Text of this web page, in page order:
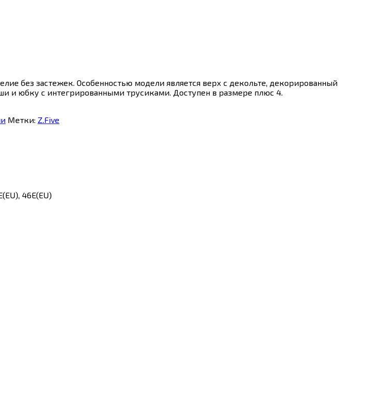
без застежек. Особенностью модели является верх с декольте, декорированный
и юбку с интегрированными трусиками. Доступен в размере плюс 4.
Метки: Z.Five
46E(EU)